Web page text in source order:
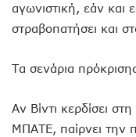
αγωνιστική, εάν και
στραβοπατήσει και
Τα σενάρια
Αν Βίντι κερδίσει
ΜΠΑΤΕ, παίρνει την